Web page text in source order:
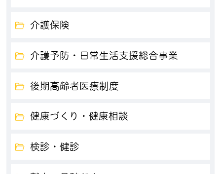
介護保険
介護予防・日常生活支援総合事業
後期高齢者医療制度
健康づくり・健康相談
検診・健診